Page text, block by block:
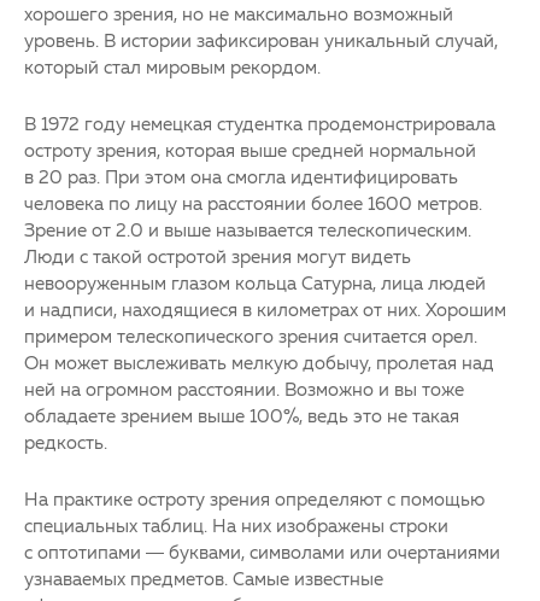
хорошего зрения, но не максимально возможный
уровень. В истории зафиксирован уникальный случай,
который стал мировым рекордом.
В 1972 году немецкая студентка продемонстрировала
остроту зрения, которая выше средней нормальной
в 20 раз. При этом она смогла идентифицировать
человека по лицу на расстоянии более 1600 метров.
Зрение от 2.0 и выше называется телескопическим.
Люди с такой остротой зрения могут видеть
невооруженным глазом кольца Сатурна, лица людей
и надписи, находящиеся в километрах от них. Хорошим
примером телескопического зрения считается орел.
Он может выслеживать мелкую добычу, пролетая над
ней на огромном расстоянии. Возможно и вы тоже
обладаете зрением выше 100%, ведь это не такая
редкость.
На практике остроту зрения определяют с помощью
специальных таблиц. На них изображены строки
с оптотипами — буквами, символами или очертаниями
узнаваемых предметов. Самые известные